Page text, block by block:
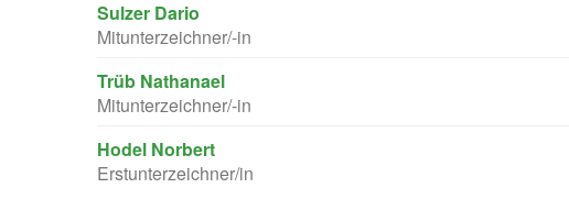
Sulzer Dario
Mitunterzeichner/-in
Trüb Nathanael
Mitunterzeichner/-in
Hodel Norbert
Erstunterzeichner/in